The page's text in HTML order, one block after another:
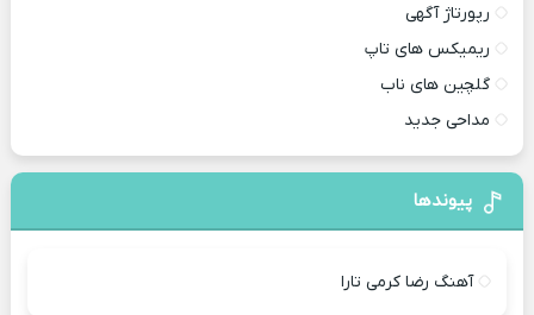
رپورتاژ آگهی
ریمیکس های تاپ
گلچین های ناب
مداحی جدید
پیوندها
آهنگ رضا کرمی تارا